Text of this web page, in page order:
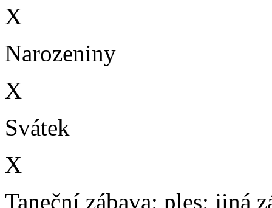
X
Narozeniny
X
Svátek
X
Taneční zábava; ples; jiná